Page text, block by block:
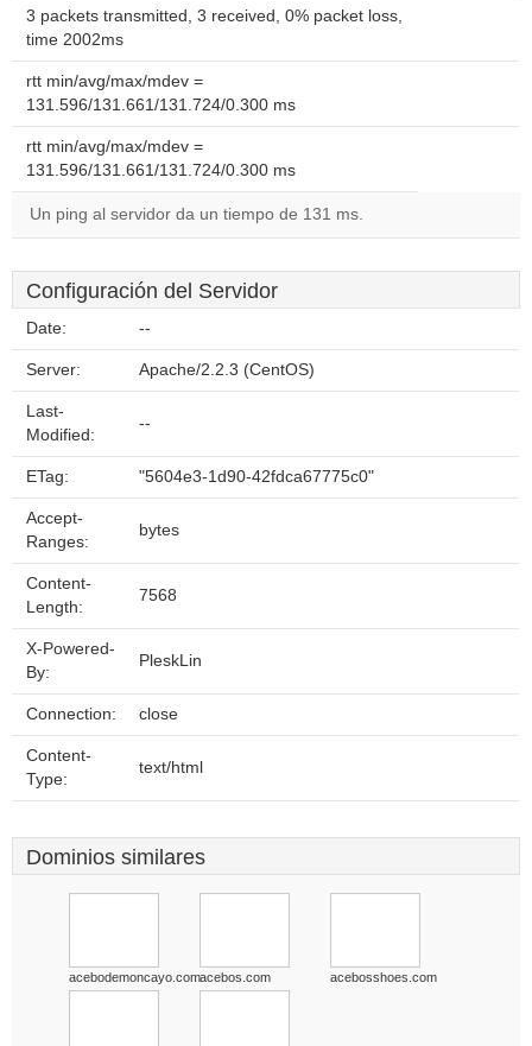
3 packets transmitted, 3 received, 0% packet loss,
time 2002ms
rtt min/avg/max/mdev =
131.596/131.661/131.724/0.300 ms
rtt min/avg/max/mdev =
131.596/131.661/131.724/0.300 ms
Un ping al servidor da un tiempo de 131 ms.
Configuración del Servidor
Date: --
Server: Apache/2.2.3 (CentOS)
Last-
Modified:
--
ETag: "5604e3-1d90-42fdca67775c0"
Accept-
Ranges:
bytes
Content-
Length:
7568
X-Powered-
By:
PleskLin
Connection: close
Content-
Type:
text/html
Dominios similares
acebodemoncayo.comacebos.com acebosshoes.com